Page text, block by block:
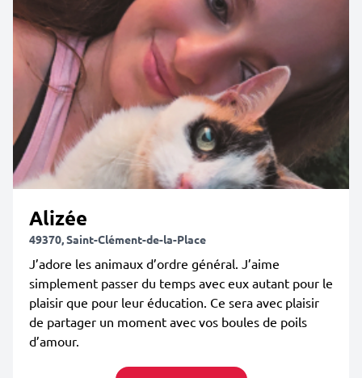
Alizée
49370, Saint-Clément-de-la-Place
J’adore les animaux d’ordre général. J’aime
simplement passer du temps avec eux autant pour le
plaisir que pour leur éducation. Ce sera avec plaisir
de partager un moment avec vos boules de poils
d’amour.